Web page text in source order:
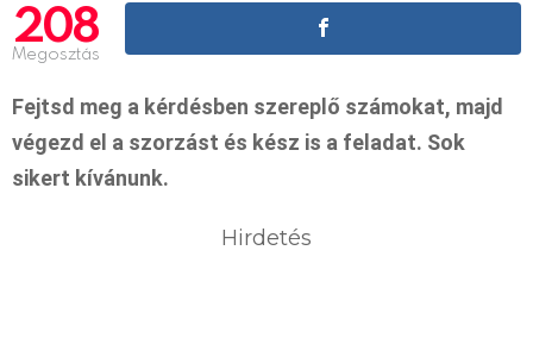
208
Megosztás
Fejtsd meg a kérdésben szereplő számokat, majd
végezd el a szorzást és kész is a feladat. Sok
sikert kívánunk.
Hirdetés